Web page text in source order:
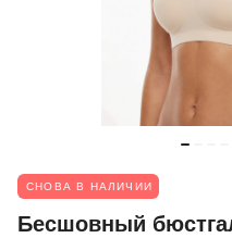
СНОВА В НАЛИЧИИ
Бесшовный